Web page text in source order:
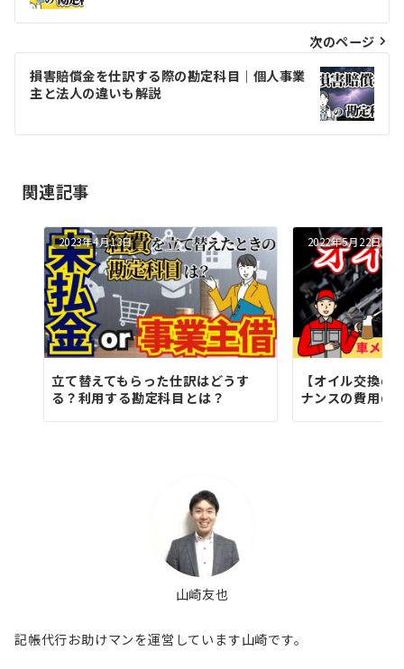
ナ
ビ
ゲ
ー
シ
ン
次のページ
損害賠償金を仕訳する際の勘定科目｜個人事業
主と法人の違いも解説
関連記事
2023年4月13日
立て替えてもらった仕訳はどうす
る？利用する勘定科目とは？
2022年5月22日
【オイル交換の
ナンスの費用の
山崎友也
記帳代行お助けマンを運営しています山崎です。